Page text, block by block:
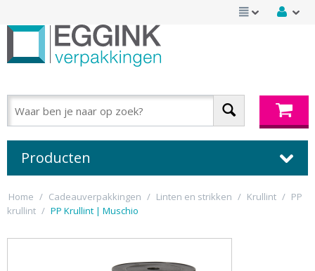
Producten
Home / Cadeauverpakkingen / Linten en strikken / Krullint / PP
krullint / PP Krullint | Muschio